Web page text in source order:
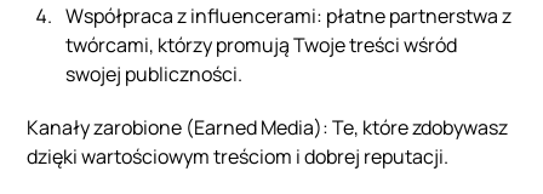
Współpraca z influencerami: płatne partnerstwa z
twórcami, którzy promują Twoje treści wśród
swojej publiczności.
Kanały zarobione (Earned Media): Te, które zdobywasz
dzięki wartościowym treściom i dobrej reputacji.